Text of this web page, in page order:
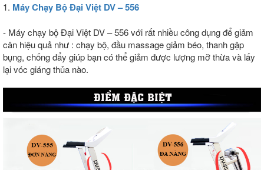
1. Máy Chạy Bộ Đại Việt DV – 556
- Máy chạy bộ Đại Việt DV – 556 với rất nhiều công dụng để giảm
cân hiệu quả như : chạy bộ, đầu massage giảm béo, thanh gập
bụng, chống đẩy giúp bạn có thể giảm được lượng mỡ thừa và lấy
lại vóc giáng thủa nào.